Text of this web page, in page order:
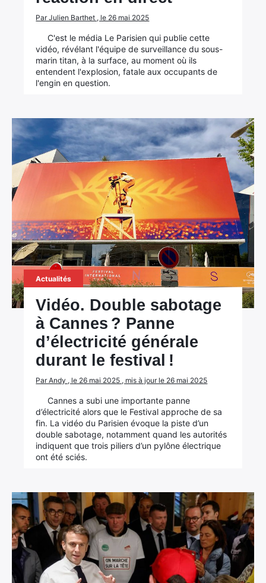
Par Julien Barthet , le 26 mai 2025
C'est le média Le Parisien qui publie cette
vidéo, révélant l'équipe de surveillance du sous-
marin titan, à la surface, au moment où ils
entendent l'explosion, fatale aux occupants de
l'engin en question.
Actualités
Vidéo. Double sabotage
à Cannes ? Panne
d’électricité générale
durant le festival !
Par Andy , le 26 mai 2025 , mis à jour le 26 mai 2025
Cannes a subi une importante panne
d’électricité alors que le Festival approche de sa
fin. La vidéo du Parisien évoque la piste d’un
double sabotage, notamment quand les autorités
indiquent que trois piliers d’un pylône électrique
ont été sciés.